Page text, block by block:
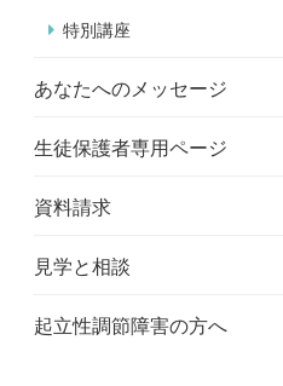
特別講座
あなたへのメッセージ
生徒保護者専用ページ
資料請求
見学と相談
起立性調節障害の方へ